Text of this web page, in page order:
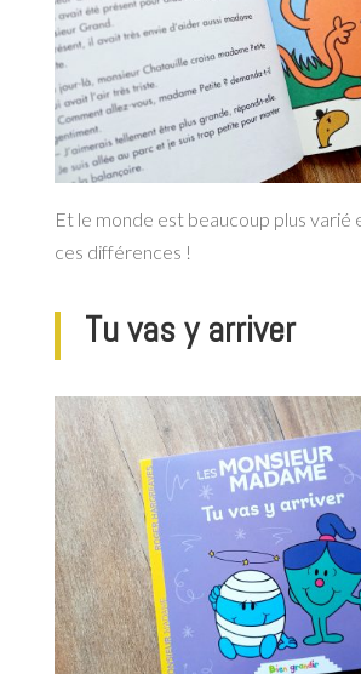
Et le monde est beaucoup plus varié
ces différences !
Tu vas y arriver